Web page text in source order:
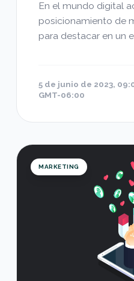
En el mundo digital
posicionamiento de
para destacar en un
5 de junio de 2023,
GMT-06:00
Posicionamiento de
MARKETING